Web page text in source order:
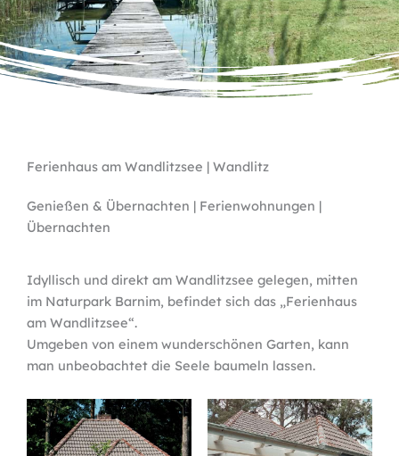
Ferienhaus am Wandlitzsee | Wandlitz
Genießen & Übernachten | Ferienwohnungen |
Übernachten
Idyllisch und direkt am Wandlitzsee gelegen, mitten
im Naturpark Barnim, befindet sich das „Ferienhaus
am Wandlitzsee“.
Umgeben von einem wunderschönen Garten, kann
man unbeobachtet die Seele baumeln lassen.